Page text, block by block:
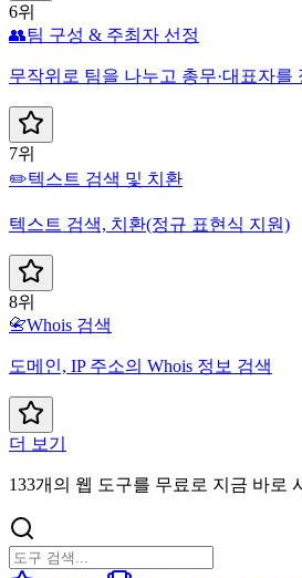
6위
👥팀 구성 & 주최자 선정
무작위로 팀을 나누고 총무·대표자를
7위
✏️텍스트 검색 및 치환
텍스트 검색, 치환(정규 표현식 지원)
8위
📇Whois 검색
도메인, IP 주소의 Whois 정보 검색
더 보기
133개의 웹 도구를 무료로 지금 바로